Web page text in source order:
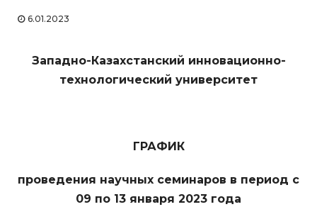
6.01.2023
Западно-Казахстанский инновационно-
технологический университет
ГРАФИК
проведения научных семинаров в период с
09 по 13 января 2023 года